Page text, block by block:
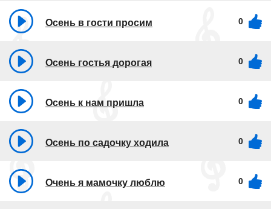
Осень в гости просим 0
Осень гостья дорогая 0
Осень к нам пришла 0
Осень по садочку ходила 0
Очень я мамочку люблю 0